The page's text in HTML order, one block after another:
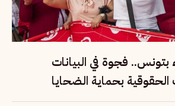
بتونس.. فجوة في البيانات
بحماية الضحايا